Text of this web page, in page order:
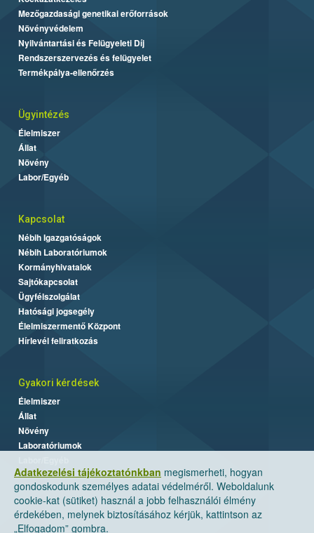
Adatkezelési tájékoztatónkban megismerheti, hogyan
gondoskodunk személyes adatai védelméről. Weboldalunk
cookie-kat (sütiket) használ a jobb felhasználói élmény
érdekében, melynek biztosításához kérjük, kattintson az
„Elfogadom” gombra.
Mezőgazdasági genetikai erőforrások
Növényvédelem
Nyilvántartási és Felügyeleti Díj
Rendszerszervezés és felügyelet
Termékpálya-ellenőrzés
Ügyintézés
Élelmiszer
Állat
Növény
Labor/Egyéb
Kapcsolat
Nébih Igazgatóságok
Nébih Laboratóriumok
Kormányhivatalok
Sajtókapcsolat
Ügyfélszolgálat
Hatósági jogsegély
Élelmiszermentő Központ
Hírlevél feliratkozás
Gyakori kérdések
Élelmiszer
Állat
Növény
Laboratóriumok